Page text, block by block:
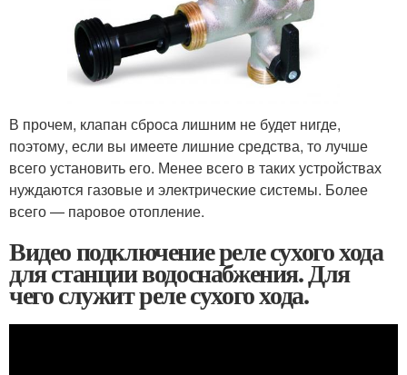
В прочем, клапан сброса лишним не будет нигде,
поэтому, если вы имеете лишние средства, то лучше
всего установить его. Менее всего в таких устройствах
нуждаются газовые и электрические системы. Более
всего — паровое отопление.
Видео подключение реле сухого хода
для станции водоснабжения. Для
чего служит реле сухого хода.